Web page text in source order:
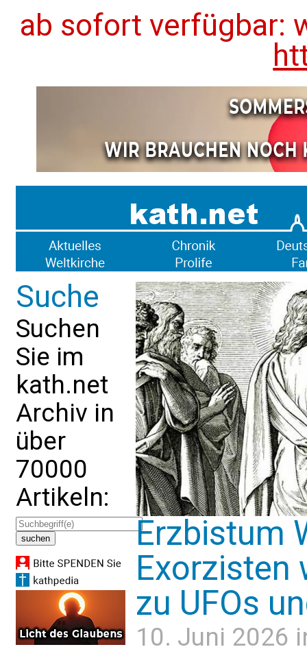
ab sofort verfügbar:
Suche
Suchen
Sie im
kath.net
Archiv in
über
70000
Artikeln:
Erzbistum
Exorzisten
zu UFOs
10. Juni 2026